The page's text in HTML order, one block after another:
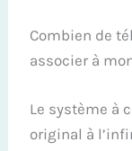
Combien de
associer à
Le système à
original à